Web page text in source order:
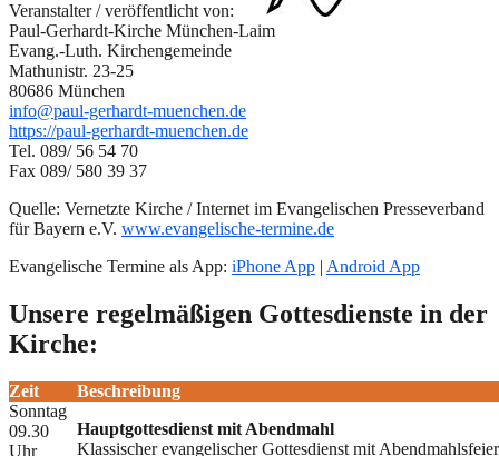
Veranstalter / veröffentlicht von:
Paul-Gerhardt-Kirche München-Laim
Evang.-Luth. Kirchengemeinde
Mathunistr. 23-25
80686 München
info@paul-gerhardt-muenchen.de
https://paul-gerhardt-muenchen.de
Tel. 089/ 56 54 70
Fax 089/ 580 39 37
Quelle: Vernetzte Kirche / Internet im Evangelischen Presseverband
für Bayern e.V. www.evangelische-termine.de
Evangelische Termine als App: iPhone App | Android App
Unsere regelmäßigen Gottesdienste in der
Kirche:
Zeit
Beschreibung
Sonntag
09.30
Uhr
Hauptgottesdienst mit Abendmahl
Klassischer evangelischer Gottesdienst mit